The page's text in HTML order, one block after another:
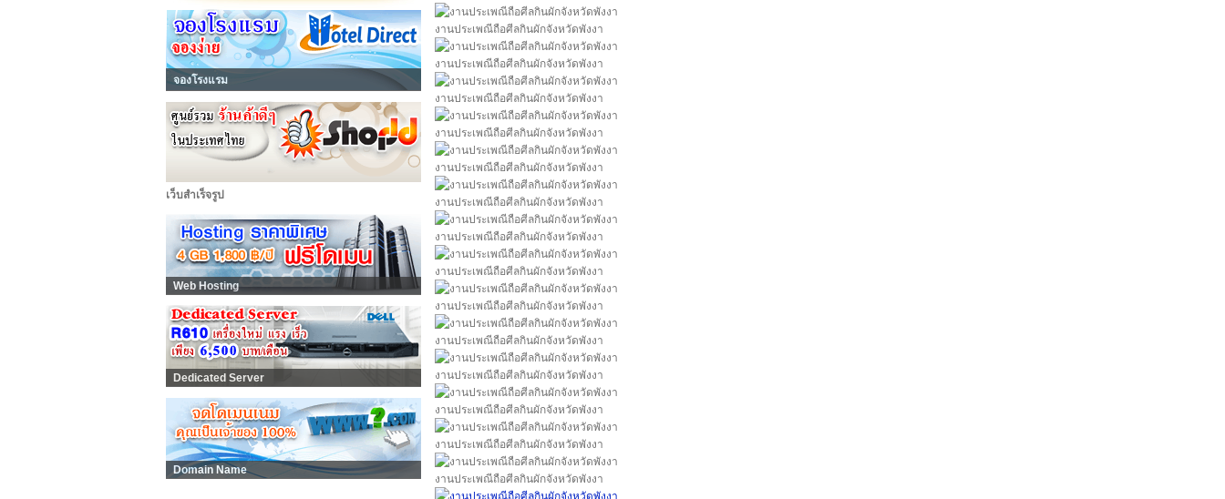
จองโรงแรม
เว็บสำเร็จรูป
Web Hosting
Dedicated Server
Domain Name
งานประเพณีถือศีลกินผักจังหวัดพังงา
งานประเพณีถือศีลกินผักจังหวัดพังงา
งานประเพณีถือศีลกินผักจังหวัดพังงา
งานประเพณีถือศีลกินผักจังหวัดพังงา
งานประเพณีถือศีลกินผักจังหวัดพังงา
งานประเพณีถือศีลกินผักจังหวัดพังงา
งานประเพณีถือศีลกินผักจังหวัดพังงา
งานประเพณีถือศีลกินผักจังหวัดพังงา
งานประเพณีถือศีลกินผักจังหวัดพังงา
งานประเพณีถือศีลกินผักจังหวัดพังงา
งานประเพณีถือศีลกินผักจังหวัดพังงา
งานประเพณีถือศีลกินผักจังหวัดพังงา
งานประเพณีถือศีลกินผักจังหวัดพังงา
งานประเพณีถือศีลกินผักจังหวัดพังงา